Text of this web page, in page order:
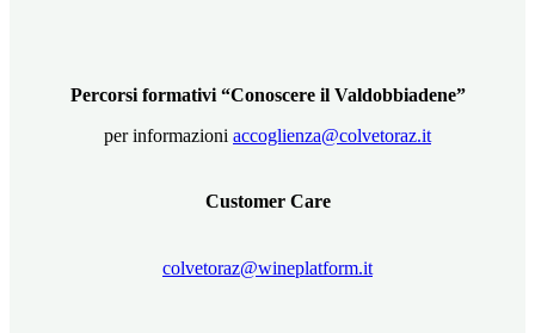
Percorsi formativi “Conoscere il Valdobbiadene”
per informazioni accoglienza@colvetoraz.it
Customer Care
colvetoraz@wineplatform.it